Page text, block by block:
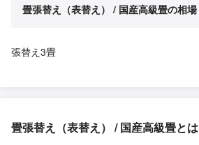
畳張替え（表替え） / 国産高級畳の相場
張替え3畳
畳張替え（表替え） / 国産高級畳とは